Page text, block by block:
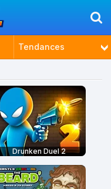
Tendances
Plus joués
Mieux notés
Drunken Duel 2